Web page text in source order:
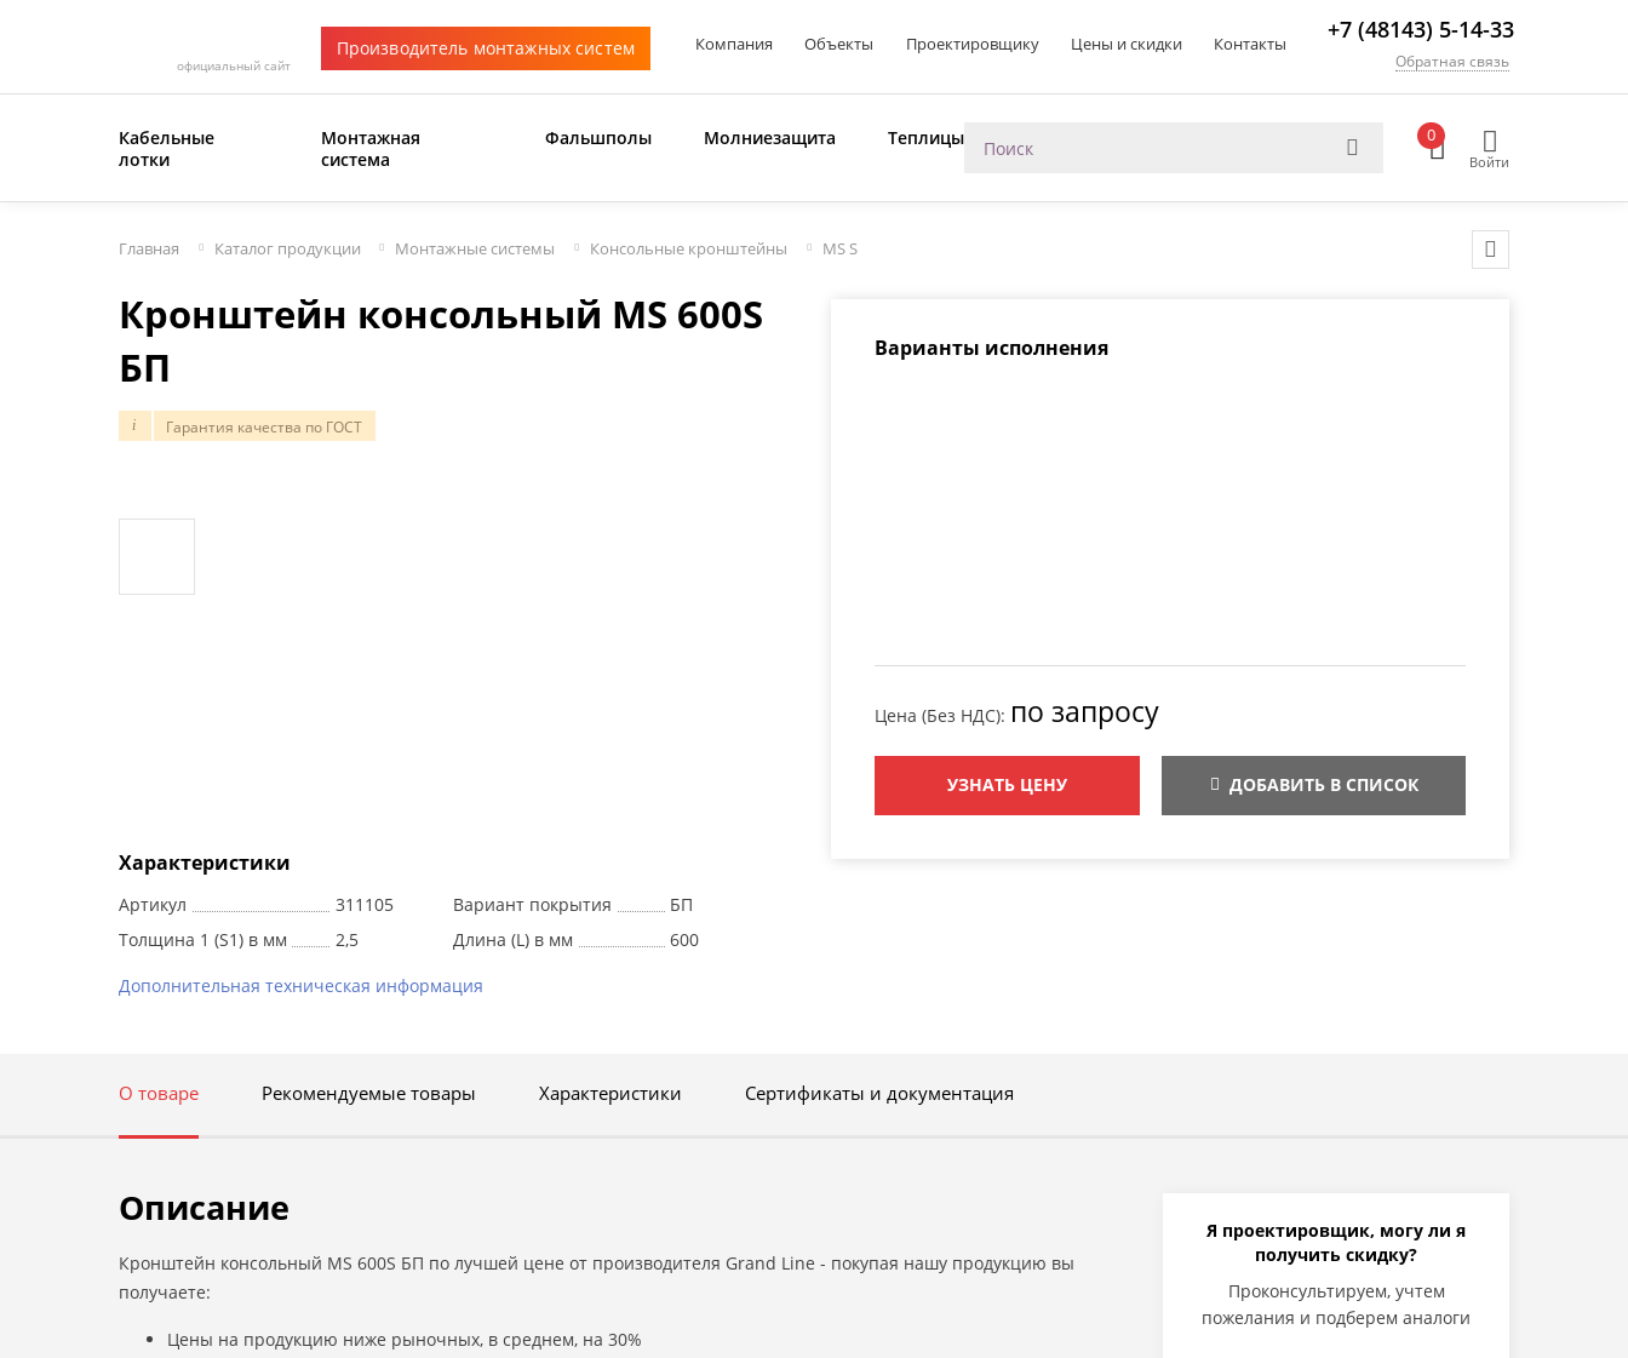
официальный сайт
Производитель монтажных систем Компания Объекты Проектировщику Цены и скидки Контакты
+7 (48143) 5-14-33
Обратная связь
Кабельные
лотки
Монтажная
система
Фальшполы Молниезащита Теплицы 0
Войти
Главная Каталог продукции Монтажные системы Консольные кронштейны MS S
Кронштейн консольный MS 600S
БП
i Гарантия качества по ГОСТ
Характеристики
Артикул 311105 Вариант покрытия
БП
Толщина 1 (S1) в мм
2,5 Длина (L) в мм 600
Дополнительная техническая информация
Варианты исполнения
Цена (Без НДС): по запросу
УЗНАТЬ ЦЕНУ ДОБАВИТЬ В СПИСОК
О товаре Рекомендуемые товары Характеристики Сертификаты и документация
Я проектировщик, могу ли я
получить скидку?
Проконсультируем, учтем
пожелания и подберем аналоги
Описание
Кронштейн консольный MS 600S БП по лучшей цене от производителя Grand Line - покупая нашу продукцию вы
получаете:
Цены на продукцию ниже рыночных, в среднем, на 30%